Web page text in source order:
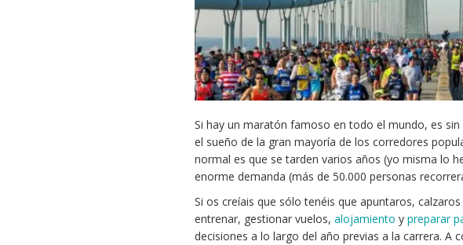
Si hay un maratón famoso en todo el mundo, es sin
el sueño de la gran mayoría de los corredores
normal es que se tarden varios años (yo misma lo
enorme demanda (más de 50.000 personas
Si os creíais que sólo tenéis que apuntaros,
entrenar, gestionar vuelos,alojamiento ypreparar
decisiones a lo largo del año previas a la carrera.